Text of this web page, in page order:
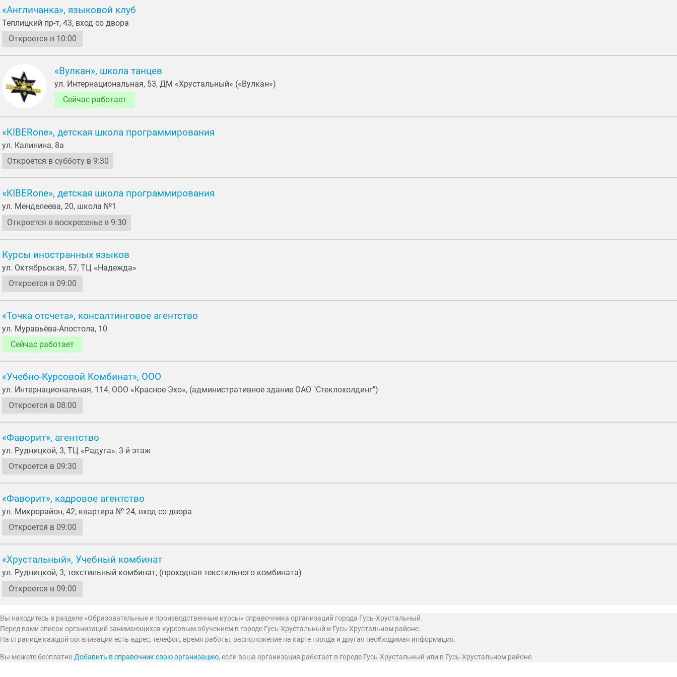
«Англичанка», языковой клуб
Теплицкий пр-т, 43, вход со двора
Откроется в 10:00
«Вулкан», школа танцев
ул. Интернациональная, 53, ДМ «Хрустальный» («Вулкан»)
Сейчас работает
«KIBERone», детская школа программирования
ул. Калинина, 8а
Откроется в субботу в 9:30
«KIBERone», детская школа программирования
ул. Менделеева, 20, школа №1
Откроется в воскресенье в 9:30
Курсы иностранных языков
ул. Октябрьская, 57, ТЦ «Надежда»
Откроется в 09:00
«Точка отсчета», консалтинговое агентство
ул. Муравьёва-Апостола, 10
Сейчас работает
«Учебно-Курсовой Комбинат», ООО
ул. Интернациональная, 114, ООО «Красное Эхо», (административное здание ОАО "Стеклохолдинг")
Откроется в 08:00
«Фаворит», агентство
ул. Рудницкой, 3, ТЦ «Радуга», 3-й этаж
Откроется в 09:30
«Фаворит», кадровое агентство
ул. Микрорайон, 42, квартира № 24, вход со двора
Откроется в 09:00
«Хрустальный», Учебный комбинат
ул. Рудницкой, 3, текстильный комбинат, (проходная текстильного комбината)
Откроется в 09:00
Вы находитесь в разделе «Образовательные и производственные курсы» справочника организаций города Гусь-Хрустальный.
Перед вами список организаций занимающихся курсовым обучением в городе Гусь-Хрустальный и Гусь-Хрустальном районе.
На странице каждой организации есть адрес, телефон, время работы, расположение на карте города и другая необходимая информация.
Вы можете бесплатноДобавить в справочник свою организацию, если ваша организация работает в городе Гусь-Хрустальный или в Гусь-Хрустальном районе.